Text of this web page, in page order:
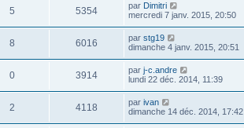
5 5354 par Dimitri
mercredi 7 janv. 2015, 20:50
8 6016 par stg19
dimanche 4 janv. 2015, 20:51
0 3914 par j-c.andre
lundi 22 déc. 2014, 11:39
2 4118 par ivan
dimanche 14 déc. 2014, 17:42